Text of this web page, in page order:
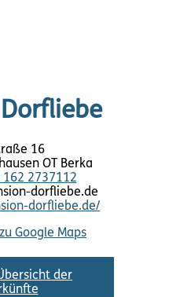
16
OT Berka
162 2737112
dorfliebe.de
dorfliebe.de/
Google Maps
der